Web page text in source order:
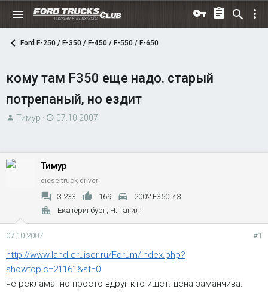
Ford F-250 / F-350 / F-450 / F-550 / F-650
кому там F350 еще надо. старый
потрепаный, но ездит
А
ы
Тимур
Д
н
а
ч
а
л
07.10.2007
Тимур
dieseltruck driver
3 233 169
2002 F350 7.3
Екатеринбург, Н. Тагил
07.10.2007 #1
http://www.land-cruiser.ru/Forum/index.php?
showtopic=21161&st=0
не реклама. но просто вдруг кто ищет. цена заманчива.